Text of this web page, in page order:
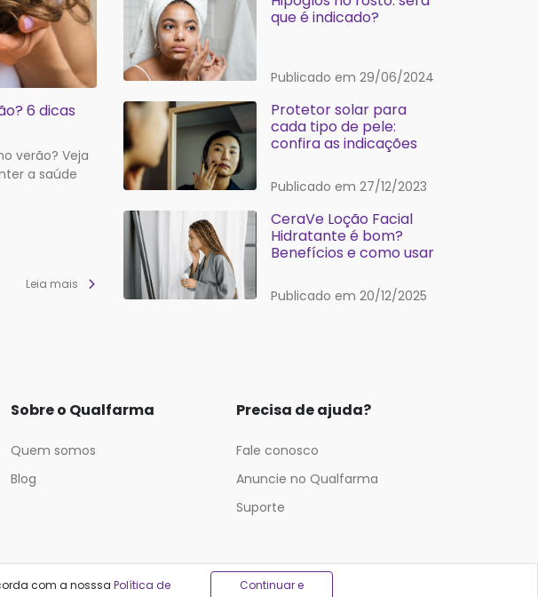
6 dicas
verão? Veja
a saúde
Leia mais
que é indicado?
Publicado em 29/06/2024
Protetor solar para
cada tipo de pele:
confira as indicações
Publicado em 27/12/2023
CeraVe Loção Facial
Hidratante é bom?
Benefícios e como usar
Publicado em 20/12/2025
Sobre o Qualfarma
Quem somos
Blog
Precisa de ajuda?
Fale conosco
Anuncie no Qualfarma
Suporte
com a nosssa Política de
Continuar e